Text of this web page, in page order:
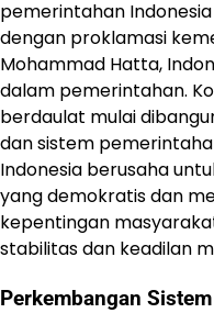
pemerintahan
dengan proklamasi
Mohammad Hatta,
dalam pemerintahan.
berdaulat mulai
dan sistem
Indonesia berusaha
yang demokratis dan
kepentingan
stabilitas dan keadilan
Perkembangan